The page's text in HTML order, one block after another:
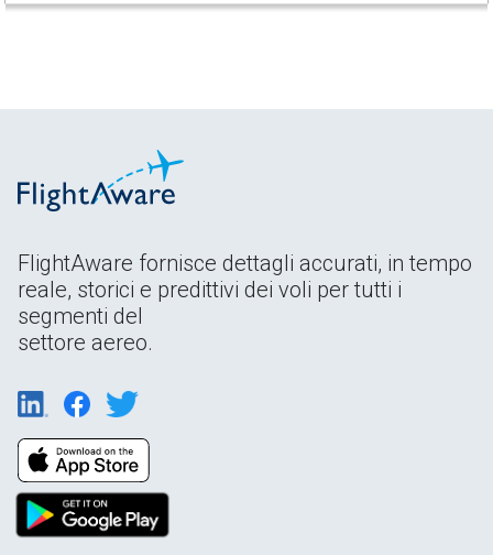
FlightAware fornisce dettagli accurati, in tempo
reale, storici e predittivi dei voli per tutti i
segmenti del
settore aereo.